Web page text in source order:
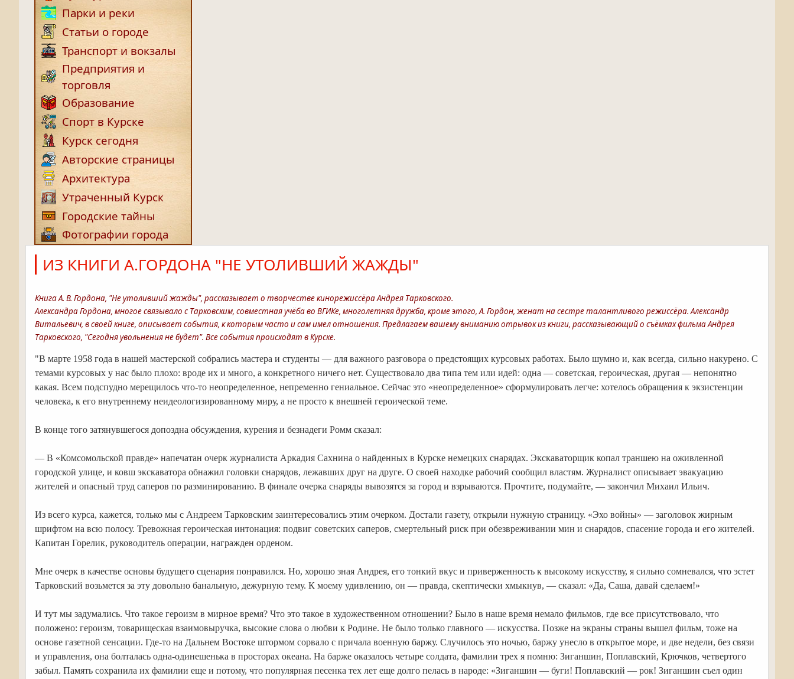
Парки и реки
Статьи о городе
Транспорт и вокзалы
Предприятия и
торговля
Образование
Спорт в Курске
Курск сегодня
Авторские страницы
Архитектура
Утраченный Курск
Городские тайны
Фотографии города
ИЗ КНИГИ А.ГОРДОНА "НЕ УТОЛИВШИЙ ЖАЖДЫ"
Книга А. В. Гордона, "Не утоливший жажды", рассказывает о творчестве кинорежиссёра Андрея Тарковского.
Александра Гордона, многое связывало с Тарковским, совместная учёба во ВГИКе, многолетняя дружба, кроме этого, А. Гордон, женат на сестре талантливого режиссёра. Александр
Витальевич, в своей книге, описывает события, к которым часто и сам имел отношения. Предлагаем вашему вниманию отрывок из книги, рассказывающий о съёмках фильма Андрея
Тарковского, "Сегодня увольнения не будет". Все события происходят в Курске.
"В марте 1958 года в нашей мастерской собрались мастера и студенты — для важного разговора о предстоящих курсовых работах. Было шумно и, как всегда, сильно накурено. С
темами курсовых у нас было плохо: вроде их и много, а конкретного ничего нет. Существовало два типа тем или идей: одна — советская, героическая, другая — непонятно
какая. Всем подспудно мерещилось что-то неопределенное, непременно гениальное. Сейчас это «неопределенное» сформулировать легче: хотелось обращения к экзистенции
человека, к его внутреннему неидеологизированному миру, а не просто к внешней героической теме.
В конце того затянувшегося допоздна обсуждения, курения и безнадеги Ромм сказал:
— В «Комсомольской правде» напечатан очерк журналиста Аркадия Сахнина о найденных в Курске немецких снарядах. Экскаваторщик копал траншею на оживленной
городской улице, и ковш экскаватора обнажил головки снарядов, лежавших друг на друге. О своей находке рабочий сообщил властям. Журналист описывает эвакуацию
жителей и опасный труд саперов по разминированию. В финале очерка снаряды вывозятся за город и взрываются. Прочтите, подумайте, — закончил Михаил Ильич.
Из всего курса, кажется, только мы с Андреем Тарковским заинтересовались этим очерком. Достали газету, открыли нужную страницу. «Эхо войны» — заголовок жирным
шрифтом на всю полосу. Тревожная героическая интонация: подвиг советских саперов, смертельный риск при обезвреживании мин и снарядов, спасение города и его жителей.
Капитан Горелик, руководитель операции, награжден орденом.
Мне очерк в качестве основы будущего сценария понравился. Но, хорошо зная Андрея, его тонкий вкус и приверженность к высокому искусству, я сильно сомневался, что эстет
Тарковский возьмется за эту довольно банальную, дежурную тему. К моему удивлению, он — правда, скептически хмыкнув, — сказал: «Да, Саша, давай сделаем!»
И тут мы задумались. Что такое героизм в мирное время? Что это такое в художественном отношении? Было в наше время немало фильмов, где все присутствовало, что
положено: героизм, товарищеская взаимовыручка, высокие слова о любви к Родине. Не было только главного — искусства. Позже на экраны страны вышел фильм, тоже на
основе газетной сенсации. Где-то на Дальнем Востоке штормом сорвало с причала военную баржу. Случилось это ночью, баржу унесло в открытое море, и две недели, без связи
и управления, она болталась одна-одинешенька в просторах океана. На барже оказалось четыре солдата, фамилии трех я помню: Зиганшин, Поплавский, Крючков, четвертого
забыл. Память сохранила их фамилии еще и потому, что популярная песенка тех лет еще долго пелась в народе: «Зиганшин — буги! Поплавский — рок! Зиганшин съел один